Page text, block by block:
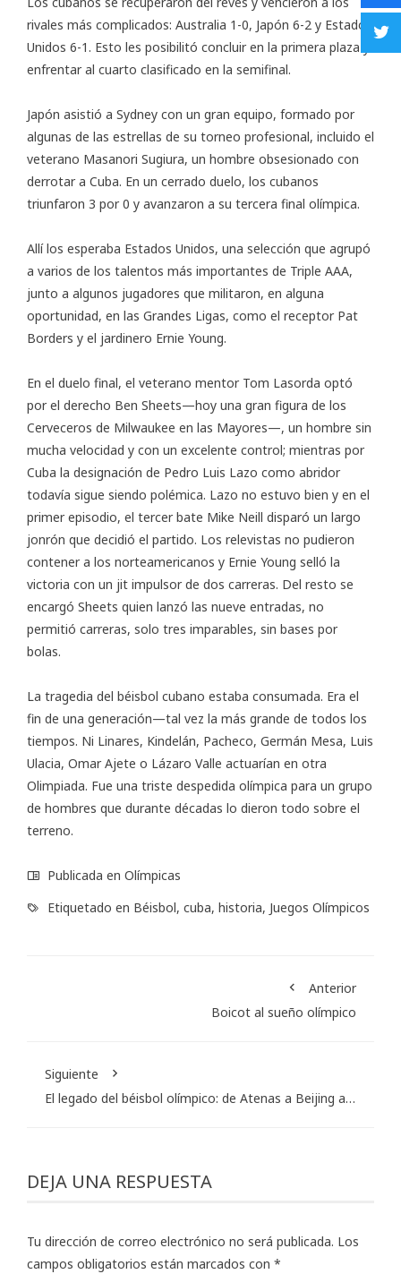
rivales más complicados: Australia 1-0, Japón 6-2 y Estados
Unidos 6-1. Esto les posibilitó concluir en la primera plaza y
enfrentar al cuarto clasificado en la semifinal.
Japón asistió a Sydney con un gran equipo, formado por
algunas de las estrellas de su torneo profesional, incluido el
veterano Masanori Sugiura, un hombre obsesionado con
derrotar a Cuba. En un cerrado duelo, los cubanos
triunfaron 3 por 0 y avanzaron a su tercera final olímpica.
Allí los esperaba Estados Unidos, una selección que agrupó
a varios de los talentos más importantes de Triple AAA,
junto a algunos jugadores que militaron, en alguna
oportunidad, en las Grandes Ligas, como el receptor Pat
Borders y el jardinero Ernie Young.
En el duelo final, el veterano mentor Tom Lasorda optó
por el derecho Ben Sheets—hoy una gran figura de los
Cerveceros de Milwaukee en las Mayores—, un hombre sin
mucha velocidad y con un excelente control; mientras por
Cuba la designación de Pedro Luis Lazo como abridor
todavía sigue siendo polémica. Lazo no estuvo bien y en el
primer episodio, el tercer bate Mike Neill disparó un largo
jonrón que decidió el partido. Los relevistas no pudieron
contener a los norteamericanos y Ernie Young selló la
victoria con un jit impulsor de dos carreras. Del resto se
encargó Sheets quien lanzó las nueve entradas, no
permitió carreras, solo tres imparables, sin bases por
bolas.
La tragedia del béisbol cubano estaba consumada. Era el
fin de una generación—tal vez la más grande de todos los
tiempos. Ni Linares, Kindelán, Pacheco, Germán Mesa, Luis
Ulacia, Omar Ajete o Lázaro Valle actuarían en otra
Olimpiada. Fue una triste despedida olímpica para un grupo
de hombres que durante décadas lo dieron todo sobre el
terreno.
Publicada en Olímpicas
Etiquetado en Béisbol, cuba, historia, Juegos Olímpicos
Anterior
Boicot al sueño olímpico
Siguiente
El legado del béisbol olímpico: de Atenas a Beijing a…
DEJA UNA RESPUESTA
Tu dirección de correo electrónico no será publicada. Los
campos obligatorios están marcados con *